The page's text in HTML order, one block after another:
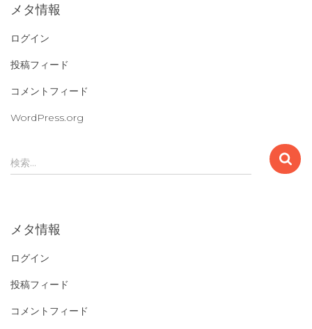
メタ情報
ログイン
投稿フィード
コメントフィード
WordPress.org
検
索
検索…
メタ情報
ログイン
投稿フィード
コメントフィード